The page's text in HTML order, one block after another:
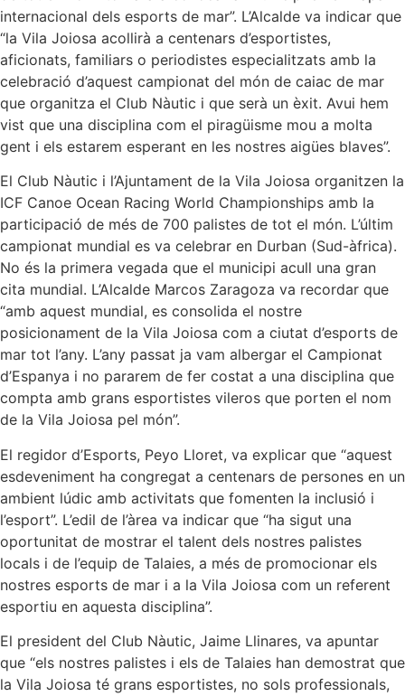
internacional dels esports de mar”. L’Alcalde va indicar que
“la Vila Joiosa acollirà a centenars d’esportistes,
aficionats, familiars o periodistes especialitzats amb la
celebració d’aquest campionat del món de caiac de mar
que organitza el Club Nàutic i que serà un èxit. Avui hem
vist que una disciplina com el piragüisme mou a molta
gent i els estarem esperant en les nostres aigües blaves”.
El Club Nàutic i l’Ajuntament de la Vila Joiosa organitzen la
ICF Canoe Ocean Racing World Championships amb la
participació de més de 700 palistes de tot el món. L’últim
campionat mundial es va celebrar en Durban (Sud-àfrica).
No és la primera vegada que el municipi acull una gran
cita mundial. L’Alcalde Marcos Zaragoza va recordar que
“amb aquest mundial, es consolida el nostre
posicionament de la Vila Joiosa com a ciutat d’esports de
mar tot l’any. L’any passat ja vam albergar el Campionat
d’Espanya i no pararem de fer costat a una disciplina que
compta amb grans esportistes vileros que porten el nom
de la Vila Joiosa pel món”.
El regidor d’Esports, Peyo Lloret, va explicar que “aquest
esdeveniment ha congregat a centenars de persones en un
ambient lúdic amb activitats que fomenten la inclusió i
l’esport”. L’edil de l’àrea va indicar que “ha sigut una
oportunitat de mostrar el talent dels nostres palistes
locals i de l’equip de Talaies, a més de promocionar els
nostres esports de mar i a la Vila Joiosa com un referent
esportiu en aquesta disciplina”.
El president del Club Nàutic, Jaime Llinares, va apuntar
que “els nostres palistes i els de Talaies han demostrat que
la Vila Joiosa té grans esportistes, no sols professionals,